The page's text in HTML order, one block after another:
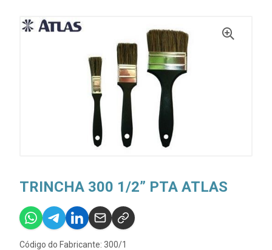
TRINCHA 300 1/2” PTA ATLAS
Código do Fabricante: 300/1